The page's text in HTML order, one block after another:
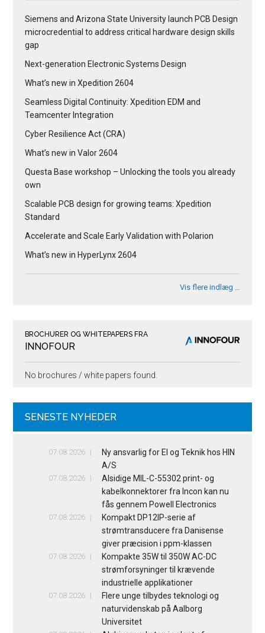
Siemens and Arizona State University launch PCB Design
microcredential to address critical hardware design skills
gap
Next-generation Electronic Systems Design
What’s new in Xpedition 2604
Seamless Digital Continuity: Xpedition EDM and
Teamcenter Integration
Cyber Resilience Act (CRA)
What’s new in Valor 2604
Questa Base workshop – Unlocking the tools you already
own
Scalable PCB design for growing teams: Xpedition
Standard
Accelerate and Scale Early Validation with Polarion
What’s new in HyperLynx 2604
Vis flere indlæg …
BROCHURER OG WHITEPAPERS FRA
INNOFOUR
No brochures / white papers found.
SENESTE NYHEDER
07.08.2026
Ny ansvarlig for El og Teknik hos HIN
A/S
07.08.2026
Alsidige MIL-C-55302 print- og
kabelkonnektorer fra Incon kan nu
fås gennem Powell Electronics
07.08.2026
Kompakt DP12IP-serie af
strømtransducere fra Danisense
giver præcision i ppm-klassen
07.08.2026
Kompakte 35W til 350W AC-DC
strømforsyninger til krævende
industrielle applikationer
07.08.2026
Flere unge tilbydes teknologi og
naturvidenskab på Aalborg
Universitet